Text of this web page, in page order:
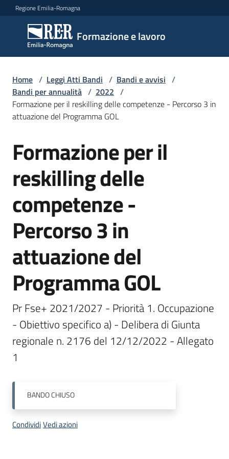
Vai al contenuto
Vai alla navigazione
Vai al footer
Regione Emilia-Romagna
Formazione e lavoro
Formazione
e lavoro
Argomenti
Servizi
Leggi
Atti
Bandi
Piani
Programmi
Progetti
sociale
europeo
Plus
Home / Leggi Atti Bandi / Bandi e avvisi /
Bandi per annualità / 2022 /
Formazione per il reskilling delle competenze - Percorso 3 in
attuazione del Programma GOL
Salta al contenuto
Formazione per il
reskilling delle
competenze -
Percorso 3 in
attuazione del
Programma GOL
Pr Fse+ 2021/2027 - Priorità 1. Occupazione
- Obiettivo specifico a) - Delibera di Giunta
regionale n. 2176 del 12/12/2022 - Allegato
1
BANDOCHIUSO
CondividiVedi azioni